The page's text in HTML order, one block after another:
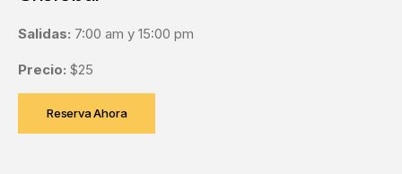
Salidas: 7:00 am y 15:00 pm
Precio: $25
Reserva Ahora